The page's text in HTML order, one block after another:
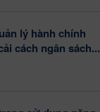
lý hành chính
cách ngân sách...